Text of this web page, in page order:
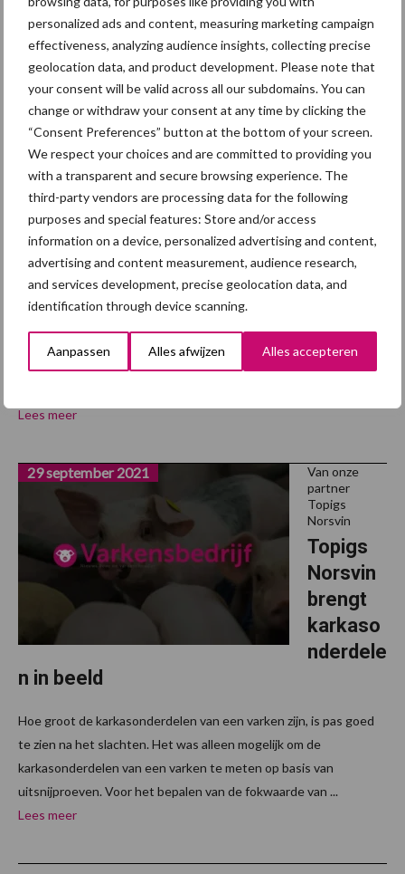
personalized ads and content, measuring marketing campaign
effectiveness, analyzing audience insights, collecting precise
geolocation data, and product development. Please note that
your consent will be valid across all our subdomains. You can
change or withdraw your consent at any time by clicking the
“Consent Preferences” button at the bottom of your screen.
We respect your choices and are committed to providing you
with a transparent and secure browsing experience. The
third-party vendors are processing data for the following
purposes and special features: Store and/or access
information on a device, personalized advertising and content,
advertising and content measurement, audience research,
and services development, precise geolocation data, and
identification through device scanning.
Aanpassen Alles afwijzen Alles accepteren
Van onze
partner
Topigs
Norsvin
Fokken
op
efficiënti
e in de
vleesvar
kensfase
12 november 2021
eigenschappen voor productie-efficiëntie. We registreren
enorme hoeveelheden gegevens over de ontwikkeling van het
Lees meer
Van onze
partner
Topigs
Norsvin
Topigs
Norsvin
brengt
karkaso
nderdele
n in beeld
29 september 2021
Hoe groot de karkasonderdelen van een varken zijn, is pas goed
te zien na het slachten. Het was alleen mogelijk om de
karkasonderdelen van een varken te meten op basis van
uitsnijproeven. Voor het bepalen van de fokwaarde van ...
Lees meer